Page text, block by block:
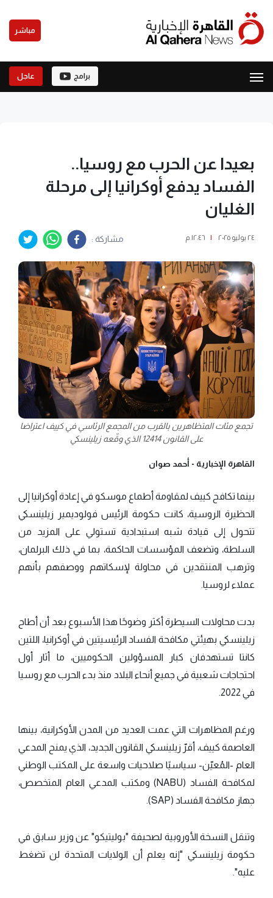
مباشر
برامج عاجل
بعيدا عن الحرب مع روسيا..
الفساد يدفع أوكرانيا إلى مرحلة
الغليان
٢٤ يوليو ٢٠٢٥ | ١٢:٤٦ م مشاركة :
تجمع مئات المتظاهرين بالقرب من المجمع الرئاسي في كييف اعتراضا
على القانون 12414 الذي وقّعه زيلينسكي
القاهرة الإخبارية - أحمد صوان
بينما تكافح كييف لمقاومة أطماع موسكو في إعادة أوكرانيا إلى
الحظيرة الروسية، كانت حكومة الرئيس فولوديمير زيلينسكي
تتحول إلى قيادة شبه استبدادية تستولي على المزيد من
السلطة، وتضعف المؤسسات الحاكمة، بما في ذلك البرلمان،
وترهب المنتقدين في محاولة لإسكاتهم ووصفهم بأنهم
عملاء لروسيا.
بدت محاولات السيطرة أكثر وضوحًا هذا الأسبوع بعد أن أطاح
زيلينسكي بهيئتي مكافحة الفساد الرئيسيتين في أوكرانيا، اللتين
كانتا تستهدفان كبار المسؤولين الحكوميين، ما أثار أول
احتجاجات شعبية في جميع أنحاء البلاد منذ بدء الحرب مع روسيا
في 2022.
ورغم المظاهرات التي عمت العديد من المدن الأوكرانية، بينها
العاصمة كييف، أقرّ زيلينسكي القانون الجديد، الذي يمنح المدعي
العام -المُعيّن- سياسيًا صلاحيات واسعة على المكتب الوطني
لمكافحة الفساد (NABU) ومكتب المدعي العام المتخصص،
جهاز مكافحة الفساد (SAP).
وتنقل النسخة الأوروبية لصحيفة "بوليتيكو" عن وزير سابق في
حكومة زيلينسكي "إنه يعلم أن الولايات المتحدة لن تضغط
عليه".